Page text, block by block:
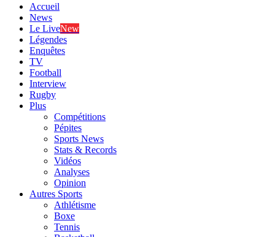
Accueil
News
Le LiveNew
Légendes
Enquêtes
TV
Football
Interview
Rugby
Plus
Compétitions
Pépites
Sports News
Stats & Records
Vidéos
Analyses
Opinion
Autres Sports
Athlétisme
Boxe
Tennis